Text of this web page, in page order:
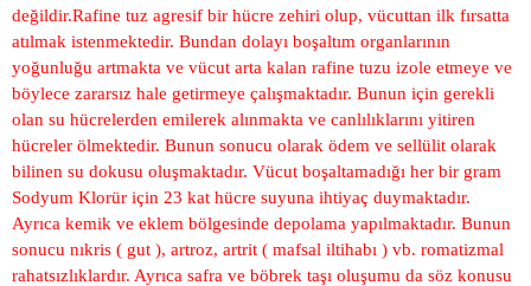
değildir.Rafine tuz agresif bir hücre zehiri olup, vücuttan ilk fırsatta
atılmak istenmektedir. Bundan dolayı boşaltım organlarının
yoğunluğu artmakta ve vücut arta kalan rafine tuzu izole etmeye ve
böylece zararsız hale getirmeye çalışmaktadır. Bunun için gerekli
olan su hücrelerden emilerek alınmakta ve canlılıklarını yitiren
hücreler ölmektedir. Bunun sonucu olarak ödem ve sellülit olarak
bilinen su dokusu oluşmaktadır. Vücut boşaltamadığı her bir gram
Sodyum Klorür için 23 kat hücre suyuna ihtiyaç duymaktadır.
Ayrıca kemik ve eklem bölgesinde depolama yapılmaktadır. Bunun
sonucu nıkris ( gut ), artroz, artrit ( mafsal iltihabı ) vb. romatizmal
rahatsızlıklardır. Ayrıca safra ve böbrek taşı oluşumu da söz konusu